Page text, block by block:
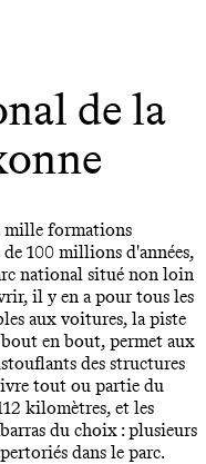
de la
mille formations
100 millions d'années,
national situé non loin
il y en a pour tous les
aux voitures, la piste
en bout, permet aux
des structures
tout ou partie du
kilomètres, et les
du choix : plusieurs
dans le parc.